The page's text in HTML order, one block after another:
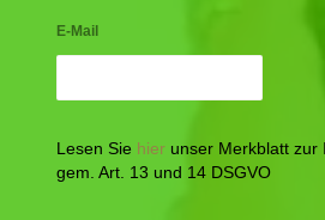
E-Mail
Lesen Sie hier unser Merkblatt zur
gem. Art. 13 und 14 DSGVO